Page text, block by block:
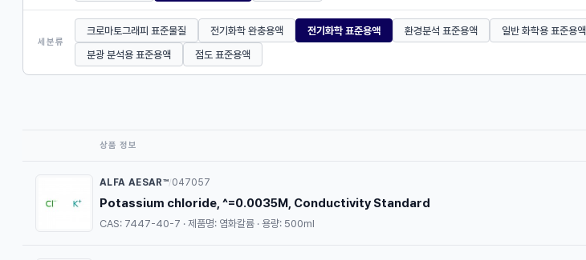
세분류
크로마토그래피 표준물질 전기화학 완충용액 전기화학 표준용액 환경분석 표준용액 일반 화학용 표준용액
분광 분석용 표준용액
점도 표준용액
상품 정보
ALFA AESAR™/047057
Potassium chloride, ^=0.0035M, Conductivity Standard
CAS: 7447-40-7 · 제품명: 염화칼륨 · 용량: 500ml